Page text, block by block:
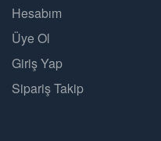
Hesabım
Üye Ol
Giriş Yap
Sipariş Takip